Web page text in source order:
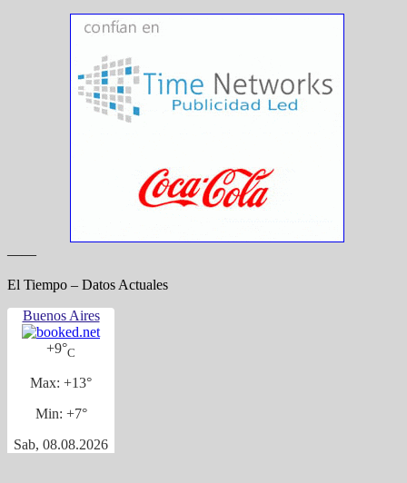
——
El Tiempo – Datos Actuales
Buenos Aires
+9°C
Max: +13°
Min: +7°
Sab, 08.08.2026